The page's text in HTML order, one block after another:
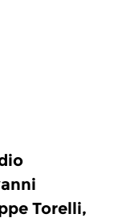
Torelli,